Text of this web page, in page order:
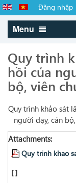
Đăng nhập
Menu
Quy trình
hồi của
bộ, viên
Quy trình khảo sát
người dạy, cán
Attachments:
Quy trinh khao
[ ]